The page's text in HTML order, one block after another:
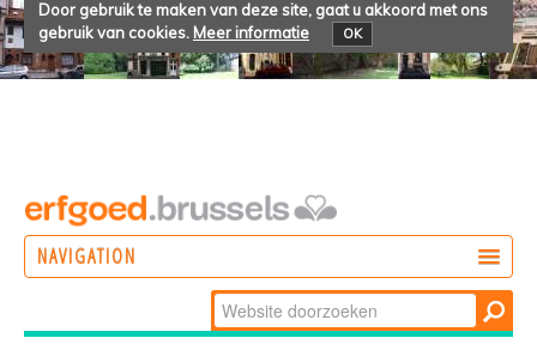
Door gebruik te maken van deze site, gaat u akkoord met ons
gebruik van cookies. Meer informatie OK
NAVIGATION
Zoek
Geavanceerd